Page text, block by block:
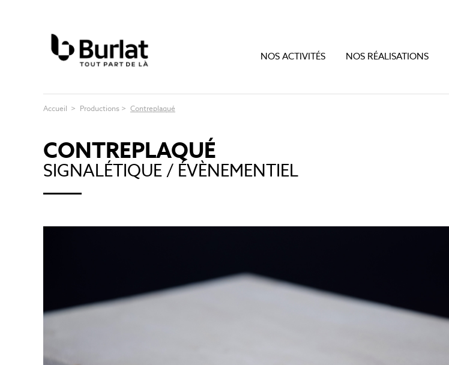
NOS ACTIVITÉS NOS RÉALISATIONS
Accueil > Productions > Contreplaqué
CONTREPLAQUÉ
SIGNALÉTIQUE / ÉVÈNEMENTIEL